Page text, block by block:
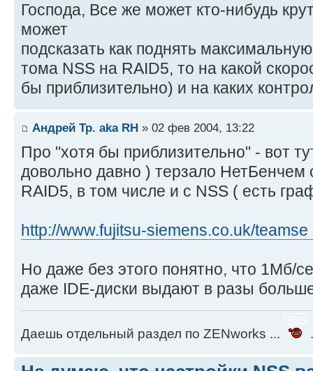
Господа, Все же может кто-нибудь
может
подсказать как поднять
тома NSS на RAID5, то на какой
бы приблизительно) и на каких
Андрей Тр. aka RH » 02 фев 2004, 13:22
Про "хотя бы приблизительно" - вот
довольно давно ) терзало НетБенчем
RAID5, в том числе и с NSS ( есть
http://www.fujitsu-siemens.co.uk/teamse
Но даже без этого понятно, что 1Мб/
даже IDE-диски выдают в разы
Даешь отдельный раздел по ZENworks ...